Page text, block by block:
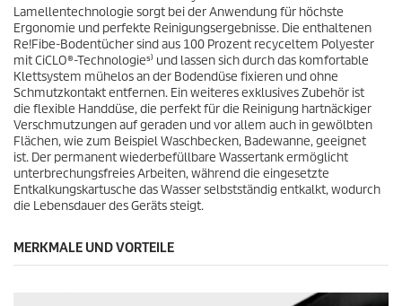
t
u
n
g
e
n
Lamellentechnologie sorgt bei der Anwendung für höchste
Ergonomie und perfekte Reinigungsergebnisse. Die enthaltenen
Re!Fibe-Bodentücher sind aus 100 Prozent recyceltem Polyester
mit CiCLO®-Technologie⁵⁾ und lassen sich durch das komfortable
Klettsystem mühelos an der Bodendüse fixieren und ohne
Schmutzkontakt entfernen. Ein weiteres exklusives Zubehör ist
die flexible Handdüse, die perfekt für die Reinigung hartnäckiger
Verschmutzungen auf geraden und vor allem auch in gewölbten
Flächen, wie zum Beispiel Waschbecken, Badewanne, geeignet
ist. Der permanent wiederbefüllbare Wassertank ermöglicht
unterbrechungsfreies Arbeiten, während die eingesetzte
Entkalkungskartusche das Wasser selbstständig entkalkt, wodurch
die Lebensdauer des Geräts steigt.
MERKMALE UND VORTEILE